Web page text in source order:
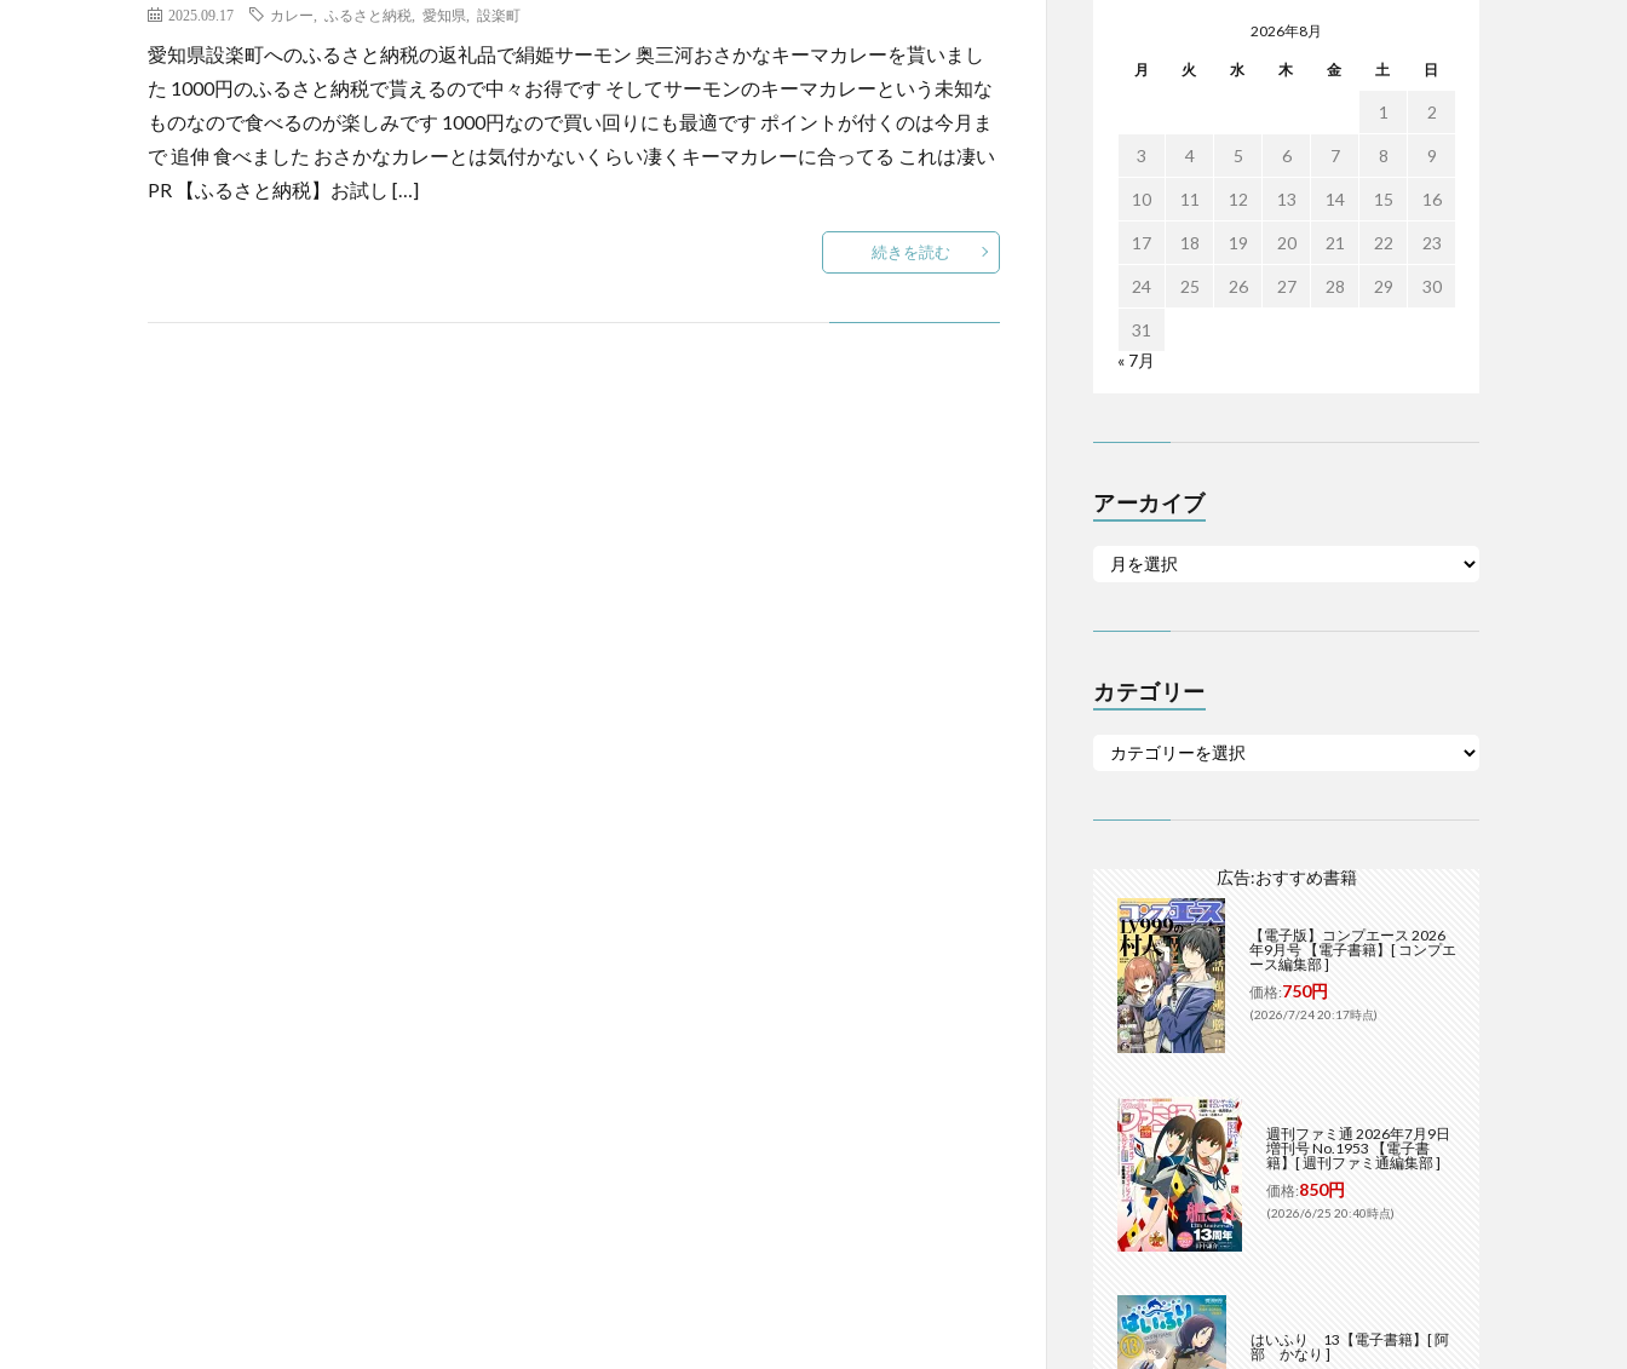
2025.09.17 カレー ふるさと納税 愛知県 設楽町
愛知県設楽町へのふるさと納税の返礼品で絹姫サーモン 奥三河おさかなキーマカレーを貰いまし
た 1000円のふるさと納税で貰えるので中々お得です そしてサーモンのキーマカレーという未知な
ものなので食べるのが楽しみです 1000円なので買い回りにも最適です ポイントが付くのは今月ま
で 追伸 食べました おさかなカレーとは気付かないくらい凄くキーマカレーに合ってる これは凄い
PR 【ふるさと納税】お試し […]
続きを読む
2026年8月
月 火 水 木 金 土 日
1 2
3 4 5 6 7 8 9
10 11 12 13 14 15 16
17 18 19 20 21 22 23
24 25 26 27 28 29 30
31
« 7月
アーカイブ
カテゴリー
広告:おすすめ書籍
【電子版】コンプエース 2026
年9月号 【電子書籍】[ コンプエ
ース編集部 ]
価格:750円
(2026/7/24 20:17時点)
週刊ファミ通 2026年7月9日
増刊号 No.1953 【電子書
籍】[ 週刊ファミ通編集部 ]
価格:850円
(2026/6/25 20:40時点)
はいふり 13【電子書籍】[ 阿
部 かなり ]